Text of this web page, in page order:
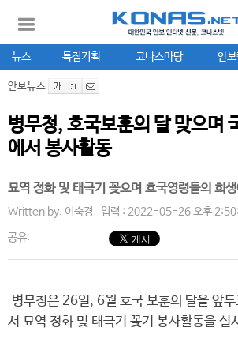
뉴스 특집기획 코나스마당 안
안보뉴스
병무청, 호국보훈의 달 맞으며
에서 봉사활동
묘역 정화 및 태극기 꽂으며 호국영령들의 희
Written by. 이숙경 입력 : 2022-05-26 오후
공유:
병무청은 26일, 6월 호국 보훈의 달을 앞두
서 묘역 정화 및 태극기 꽂기 봉사활동을 실